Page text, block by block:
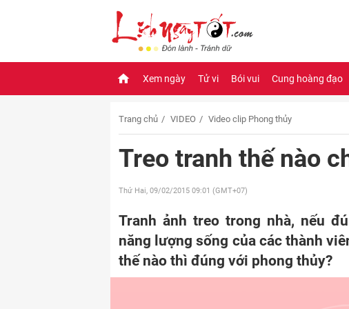
Xem ngày Tử vi Bói vui Cung hoàng đạo
Trang chủ VIDEO Video clip Phong thủy
Treo tranh thế nào
Thứ Hai, 09/02/2015 09:01 (GMT+07)
Tranh ảnh treo trong nhà, nếu
năng lượng sống của các thành
thế nào thì đúng với phong thủy?